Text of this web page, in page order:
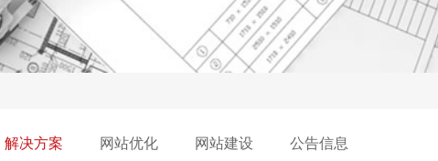
平面设计
画册印刷
多媒体开发
微信公众号代运营
解决方案 网站优化 网站建设 公告信息